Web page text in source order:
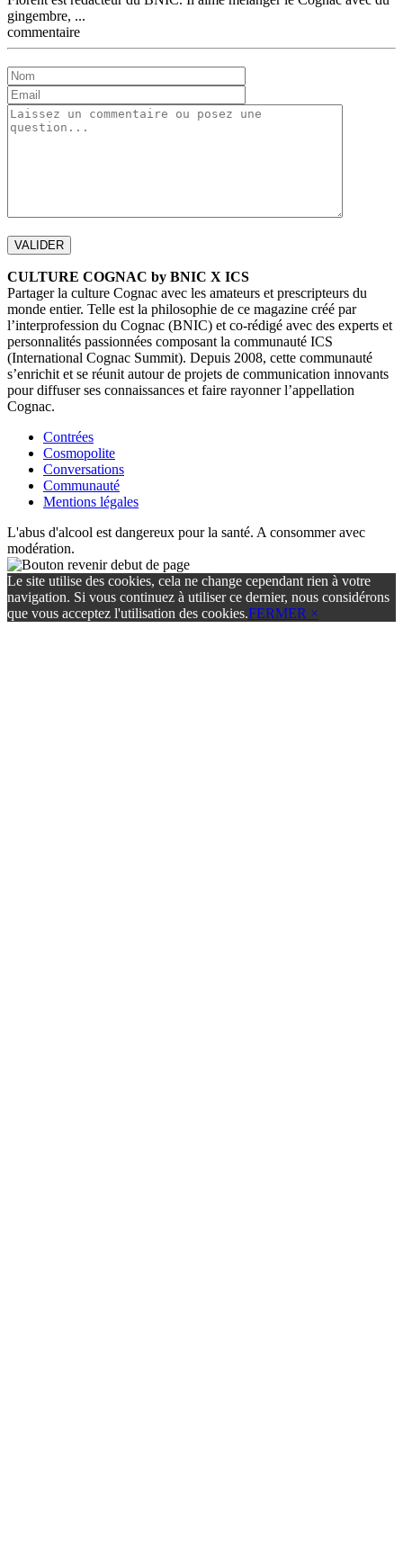
gingembre, ...
commentaire
CULTURE COGNAC by BNIC X ICS
Partager la culture Cognac avec les amateurs et prescripteurs du
monde entier. Telle est la philosophie de ce magazine créé par
l’interprofession du Cognac (BNIC) et co-rédigé avec des experts et
personnalités passionnées composant la communauté ICS
(International Cognac Summit). Depuis 2008, cette communauté
s’enrichit et se réunit autour de projets de communication innovants
pour diffuser ses connaissances et faire rayonner l’appellation
Cognac.
Contrées
Cosmopolite
Conversations
Communauté
Mentions légales
L'abus d'alcool est dangereux pour la santé. A consommer avec
modération.
Le site utilise des cookies, cela ne change cependant rien à votre
navigation. Si vous continuez à utiliser ce dernier, nous considérons
que vous acceptez l'utilisation des cookies.FERMER ×